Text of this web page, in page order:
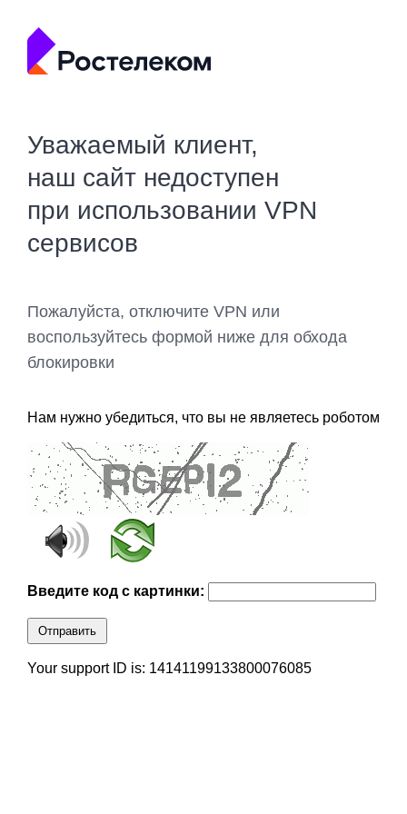
Уважаемый клиент,
наш сайт недоступен
при использовании VPN
сервисов
Пожалуйста, отключите VPN или
воспользуйтесь формой ниже для обхода
блокировки
Нам нужно убедиться, что вы не являетесь роботом
Введите код с картинки:
Отправить
Your support ID is: 14141199133800076085